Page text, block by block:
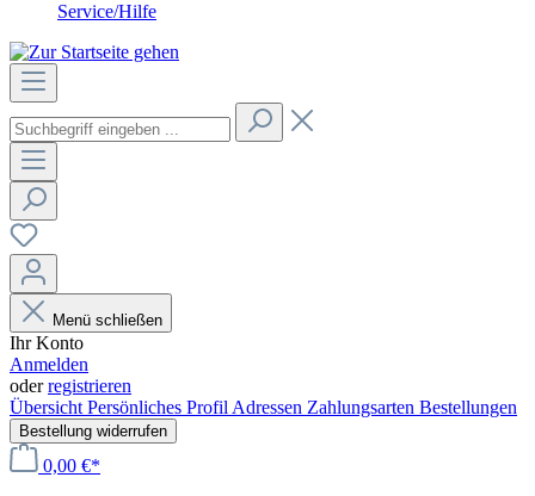
Service/Hilfe
Menü schließen
Ihr Konto
Anmelden
oderregistrieren
Übersicht Persönliches Profil Adressen Zahlungsarten Bestellungen
Bestellung widerrufen
0,00 €*